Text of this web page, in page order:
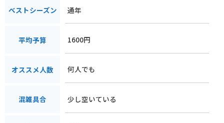
ベストシーズン 通年
平均予算 1600円
オススメ人数 何人でも
混雑具合 少し空いている